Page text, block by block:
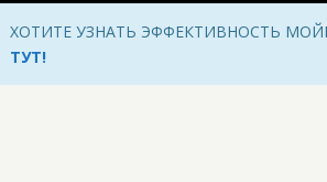
ХОТИТЕ УЗНАТЬ ЭФФЕКТИВНОСТЬ
ТУТ!